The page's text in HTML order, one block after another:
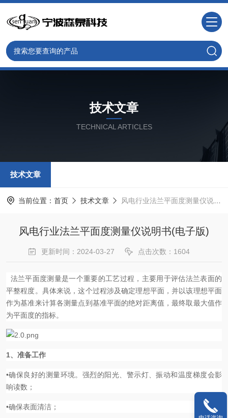
技术文章
TECHNICAL ARTICLES
技术文章
当前位置： 首页 技术文章 风电行业法兰平面度测量仪说明书(电子版)
风电行业法兰平面度测量仪说明书(电子版)
更新时间：2024-03-27 点击次数：1604
法兰平面度测量是一个重要的工艺过程，主要用于评估法兰表面的
平整程度。具体来说，这个过程涉及确定理想平面，并以该理想平面
作为基准来计算各测量点到基准平面的绝对距离值，最终取最大值作
为平面度的指标。
1、准备工作
•确保良好的测量环境。强烈的阳光、警示灯、振动和温度梯度会影
响读数；
•确保表面清洁；